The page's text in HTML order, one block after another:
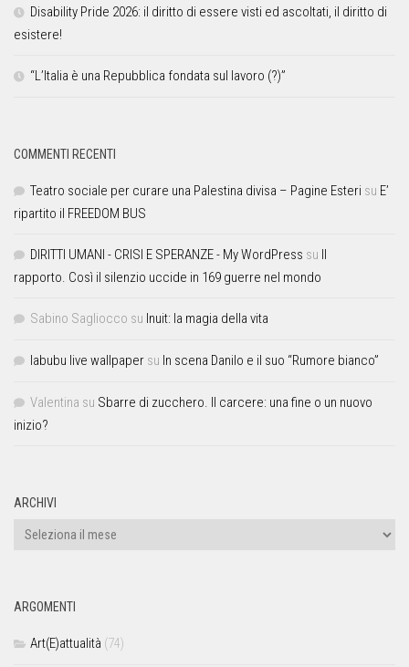
Disability Pride 2026: il diritto di essere visti ed ascoltati, il diritto di
esistere!
“L’Italia è una Repubblica fondata sul lavoro (?)”
COMMENTI RECENTI
Teatro sociale per curare una Palestina divisa – Pagine Esteri su E’
ripartito il FREEDOM BUS
DIRITTI UMANI - CRISI E SPERANZE - My WordPress su Il
rapporto. Così il silenzio uccide in 169 guerre nel mondo
Sabino Sagliocco su Inuit: la magia della vita
labubu live wallpaper su In scena Danilo e il suo “Rumore bianco”
Valentina su Sbarre di zucchero. Il carcere: una fine o un nuovo
inizio?
ARCHIVI
ARGOMENTI
Art(E)attualità (74)